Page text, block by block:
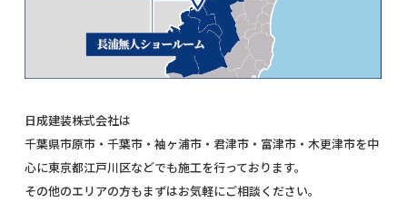
日成建装株式会社は
千葉県市原市・千葉市・袖ヶ浦市・君津市・富津市・木更津市を中
心に東京都江戸川区などでも施工を行っております。
その他のエリアの方もまずはお気軽にご相談ください。